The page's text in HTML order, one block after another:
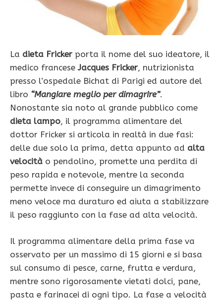
La dieta Fricker porta il nome del suo ideatore, il
medico franceseJacques Fricker, nutrizionista
presso l’ospedale Bichat di Parigi ed autore del
libro “Mangiare meglio per dimagrire”.
Nonostante sia noto al grande pubblico come
dieta lampo, il programma alimentare del
dottor Fricker si articola in realtà in due fasi:
delle due solo la prima, detta appunto ad alta
velocità o pendolino, promette una perdita di
peso rapida e notevole, mentre la seconda
permette invece di conseguire un dimagrimento
meno veloce ma duraturo ed aiuta a stabilizzare
il peso raggiunto con la fase ad alta velocità.
Il programma alimentare della prima fase va
osservato per un massimo di 15 giorni e si basa
sul consumo di pesce, carne, frutta e verdura,
mentre sono rigorosamente vietati dolci, pane,
pasta e farinacei di ogni tipo. La fase a velocità